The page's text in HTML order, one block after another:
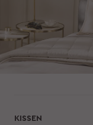
KISSEN